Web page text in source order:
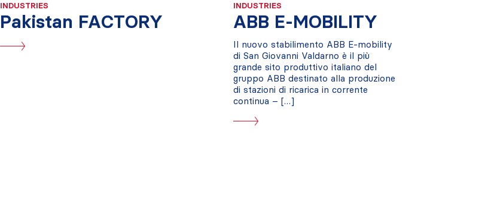
INDUSTRIES
Pakistan FACTORY
INDUSTRIES
ABB E-MOBILITY
Il nuovo stabilimento ABB E-mobility
di San Giovanni Valdarno è il più
grande sito produttivo italiano del
gruppo ABB destinato alla produzione
di stazioni di ricarica in corrente
continua – […]